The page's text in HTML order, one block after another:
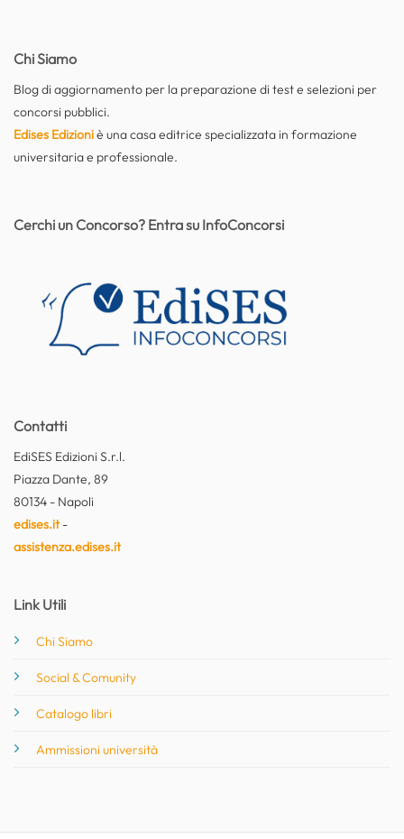
Chi Siamo
Blog di aggiornamento per la preparazione di test e selezioni per
concorsi pubblici.
Edises Edizioniè una casa editrice specializzata in formazione
universitaria e professionale.
Contatti
EdiSES Edizioni S.r.l.
Piazza Dante, 89
80134 - Napoli
edises.it-
assistenza.edises.it
Link Utili
Chi Siamo
Social & Comunity
Catalogo libri
Ammissioni università
Cerchi un Concorso? Entra su InfoConcorsi